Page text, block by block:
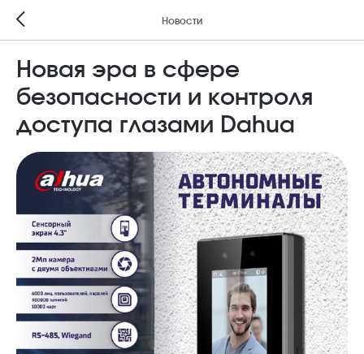
Новости
Новая эра в сфере
безопасности и контроля
доступа глазами Dahua